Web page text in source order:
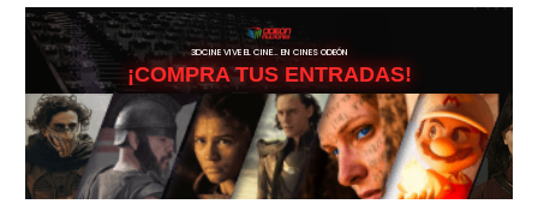
3DCINE VIVE EL CINE… EN CINES ODEÓN
¡COMPRA TUS ENTRADAS!